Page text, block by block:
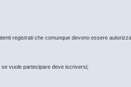
registrati che comunque devono essere
vuole partecipare deve iscriversi;